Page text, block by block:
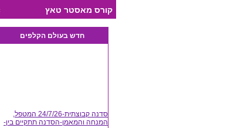
היצירתי
קורס מאסטר טאץ
חדש בעולם הקלפים
סדנה קבוצתית-24/7/26 המטפל,
המנחה והמאמן-הסדנה תתקיים בין-